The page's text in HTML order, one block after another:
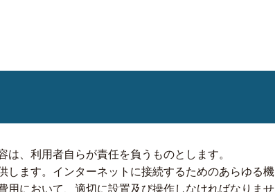
、利用者自らが責任を負うものとします。
します。インターネットに接続するためのあらゆる機
用において、適切に設置及び操作しなければなりませ